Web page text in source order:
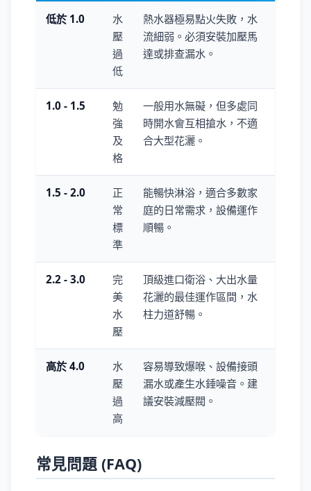
低於 1.0
水
壓
過
低
熱水器極易點火失敗，水
流細弱。必須安裝加壓馬
達或排查漏水。
1.0 - 1.5
勉
強
及
格
一般用水無礙，但多處同
時開水會互相搶水，不適
合大型花灑。
1.5 - 2.0
正
常
標
準
能暢快淋浴，適合多數家
庭的日常需求，設備運作
順暢。
2.2 - 3.0
完
美
水
壓
頂級進口衛浴、大出水量
花灑的最佳運作區間，水
柱力道舒暢。
高於 4.0
水
壓
過
高
容易導致爆喉、設備接頭
漏水或產生水錘噪音。建
議安裝減壓閥。
常見問題 (FAQ)